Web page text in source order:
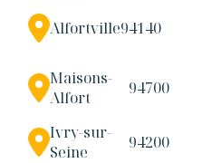
Alfortville94140
Maisons-
Alfort
94700
Ivry-sur-
Seine
94200